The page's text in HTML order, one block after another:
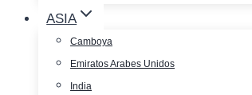
ASIA
Camboya
Emiratos Arabes Unidos
India